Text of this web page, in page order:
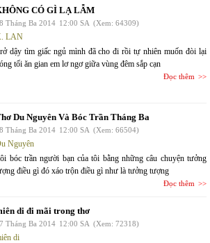
CÓ GÌ LẠ LẪM
Tháng Ba 2014 12:00 SA (Xem: 64309)
LAN
dậy tìm giấc ngủ mình đã cho đi rồi tự nhiên muốn đòi lại
tối ăn gian em lơ ngơ giữa vùng đêm sắp cạn
Đọc thêm
Du Nguyên Và Bóc Trần Tháng Ba
Tháng Ba 2014 12:00 SA (Xem: 66504)
Nguyên
bóc trần người bạn của tôi bằng những câu chuyện tưởng
điều gì đó xáo trộn điều gì như là tưởng tượng
Đọc thêm
di đi mãi trong thơ
Tháng Ba 2014 12:00 SA (Xem: 72318)
di